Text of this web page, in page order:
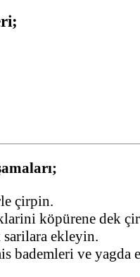
çirpin.
köpürene dek
ekleyin.
bademleri ve yagda